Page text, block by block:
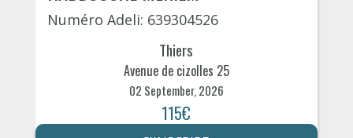
Numéro Adeli: 639304526
Thiers
Avenue de cizolles 25
02 September, 2026
115€